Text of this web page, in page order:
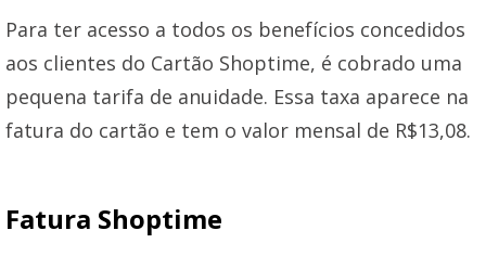
Para ter acesso a todos os benefícios concedidos
aos clientes do Cartão Shoptime, é cobrado uma
pequena tarifa de anuidade. Essa taxa aparece na
fatura do cartão e tem o valor mensal de R$13,08.
Fatura Shoptime